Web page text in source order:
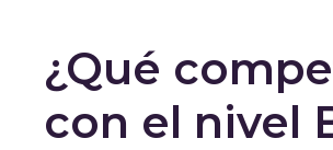
¿Qué
con el nivel